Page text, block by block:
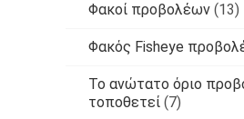
Φακοί προβολέων (13)
Φακός Fisheye
Το ανώτατο όριο
τοποθετεί (7)